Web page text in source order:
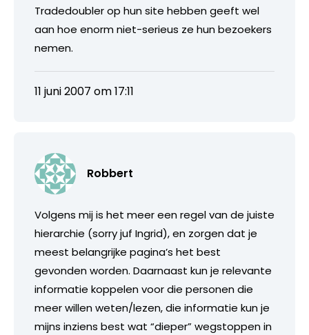
Tradedoubler op hun site hebben geeft wel
aan hoe enorm niet-serieus ze hun bezoekers
nemen.
11 juni 2007 om 17:11
Robbert
Volgens mij is het meer een regel van de juiste
hierarchie (sorry juf Ingrid), en zorgen dat je
meest belangrijke pagina’s het best
gevonden worden. Daarnaast kun je relevante
informatie koppelen voor die personen die
meer willen weten/lezen, die informatie kun je
mijns inziens best wat “dieper” wegstoppen in